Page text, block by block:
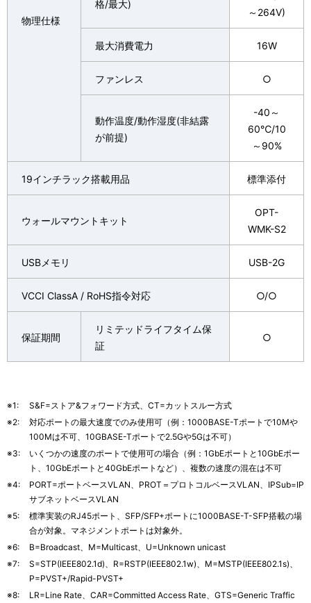
物理仕様
格/最大)
～264V)
最大消費電力 16W
ファンレス ○
動作温度/動作湿度(非結露
が前提)
-40～
60℃/10
～90%
19インチラック搭載用品 標準添付
ウォールマウントキット
OPT-
WMK-S2
USBメモリ USB-2G
VCCI ClassA / RoHS指令対応 ○/○
保証期間
リミテッドライフタイム保
証
○
※1:
S&F=ストア&フォワード方式、CT=カットスルー方式
※2:
対応ポートの最大速度でのみ使用可（例：1000BASE-Tポートで10Mや
100Mは不可、10GBASE-Tポートで2.5Gや5Gは不可）
※3:
いくつかの速度のポートで使用可の場合（例：1GbEポートと10GbEポー
ト、10GbEポートと40GbEポートなど）、複数の速度の混在は不可
※4:
PORT=ポートベースVLAN、PROT＝プロトコルベースVLAN、IPSub=IP
サブネットベースVLAN
※5:
標準実装のRJ45ポート、SFP/SFP+ポートに1000BASE-T-SFP搭載の場
合が対象。マネジメントポートは対象外。
※6:
B=Broadcast、M=Multicast、U=Unknown unicast
※7:
S=STP(IEEE802.1d)、R=RSTP(IEEE802.1w)、M=MSTP(IEEE802.1s)、
P=PVST+/Rapid-PVST+
※8:
LR=Line Rate、CAR=Committed Access Rate、GTS=Generic Traffic